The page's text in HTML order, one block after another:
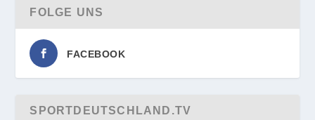
FOLGE UNS
FACEBOOK
SPORTDEUTSCHLAND.TV